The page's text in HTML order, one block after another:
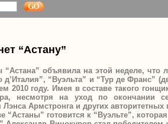
“Астану”
“Астана” объявила на этой неделе,
д’Италия”, “Вуэльта” и “Тур де Франс”
2010 году. Имея в составе такого
несмотря на уход по окончании
Лэнса Армстронга и других авторитетных
“Астаны” готовится к “Вуэльте”,